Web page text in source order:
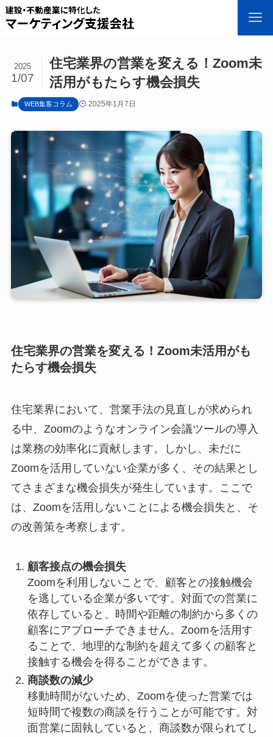
住宅業界の営業を変える！Zoom未
活用がもたらす機会損失
2025
1/07
WEB集客コラム 2025年1月7日
住宅業界の営業を変える！Zoom未活用がも
たらす機会損失
住宅業界において、営業手法の見直しが求められ
る中、Zoomのようなオンライン会議ツールの導入
は業務の効率化に貢献します。しかし、未だに
Zoomを活用していない企業が多く、その結果とし
てさまざまな機会損失が発生しています。ここで
は、Zoomを活用しないことによる機会損失と、そ
の改善策を考察します。
顧客接点の機会損失
Zoomを利用しないことで、顧客との接触機会
を逃している企業が多いです。対面での営業に
依存していると、時間や距離の制約から多くの
顧客にアプローチできません。Zoomを活用す
ることで、地理的な制約を超えて多くの顧客と
接触する機会を得ることができます。
商談数の減少
移動時間がないため、Zoomを使った営業では
短時間で複数の商談を行うことが可能です。対
面営業に固執していると、商談数が限られてし